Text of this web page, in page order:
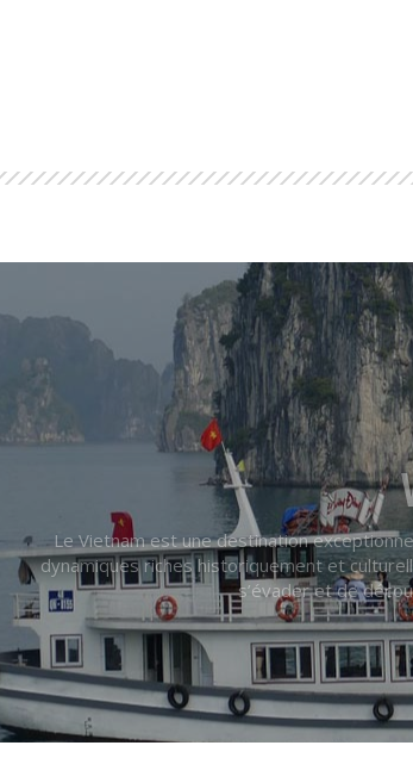
Le Vietnam est une destination
dynamiques riches historiquement et
s’évader et de